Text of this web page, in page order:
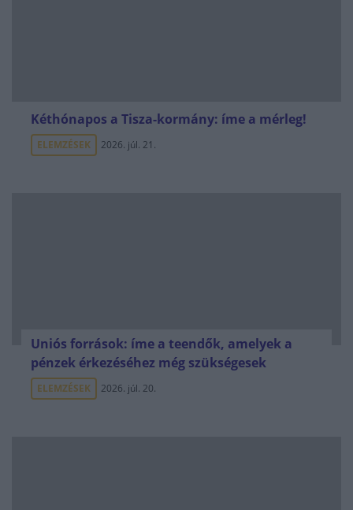
Kéthónapos a Tisza-kormány: íme a mérleg!
ELEMZÉSEK 2026. júl. 21.
Uniós források: íme a teendők, amelyek a
pénzek érkezéséhez még szükségesek
ELEMZÉSEK 2026. júl. 20.